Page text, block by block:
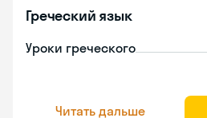
Греческий язык
Уроки греческого
Читать дальше